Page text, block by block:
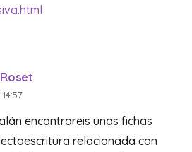
encontrareis unas fichas
relacionada con